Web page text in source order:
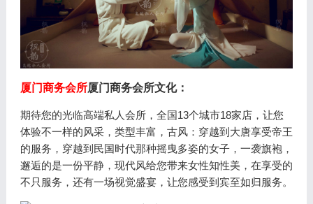
厦门商务会所厦门商务会所文化：
期待您的光临高端私人会所，全国13个城市18家店，让您
体验不一样的风采，类型丰富，古风：穿越到大唐享受帝王
的服务，穿越到民国时代那种摇曳多姿的女子，一袭旗袍，
邂逅的是一份平静，现代风给您带来女性知性美，在享受的
不只服务，还有一场视觉盛宴，让您感受到宾至如归服务。